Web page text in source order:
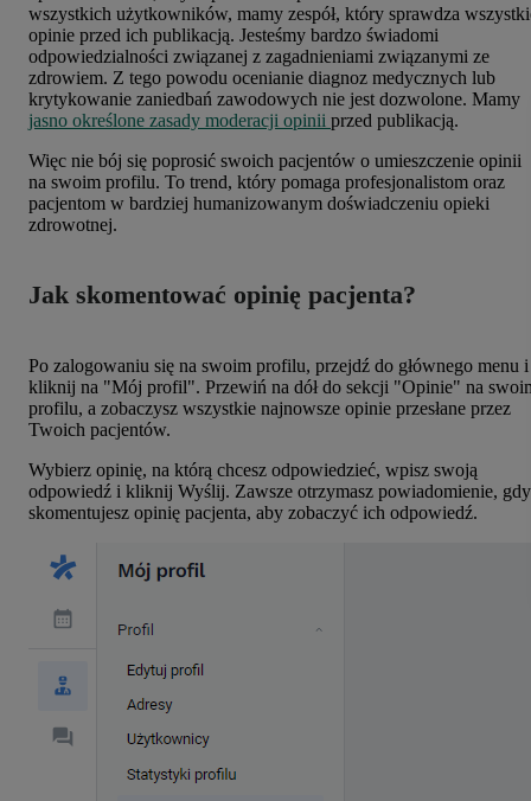
wszystkich użytkowników, mamy zespół, który sprawdza
opinie przed ich publikacją. Jesteśmy bardzo świadomi
odpowiedzialności związanej z zagadnieniami związanymi ze
zdrowiem. Z tego powodu ocenianie diagnoz medycznych lub
krytykowanie zaniedbań zawodowych nie jest dozwolone. Mamy
jasno określone zasady moderacji opinii przed publikacją.
Więc nie bój się poprosić swoich pacjentów o umieszczenie opinii
na swoim profilu. To trend, który pomaga profesjonalistom oraz
pacjentom w bardziej humanizowanym doświadczeniu opieki
zdrowotnej.
Jak skomentować opinię pacjenta?
Po zalogowaniu się na swoim profilu, przejdź do głównego menu i
kliknij na "Mój profil". Przewiń na dół do sekcji "Opinie" na
profilu, a zobaczysz wszystkie najnowsze opinie przesłane przez
Twoich pacjentów.
Wybierz opinię, na którą chcesz odpowiedzieć, wpisz swoją
odpowiedź i kliknij Wyślij. Zawsze otrzymasz powiadomienie, gdy
skomentujesz opinię pacjenta, aby zobaczyć ich odpowiedź.